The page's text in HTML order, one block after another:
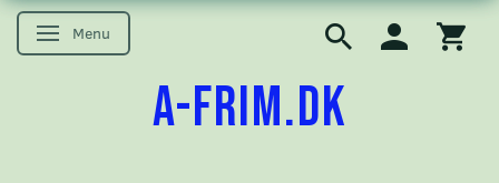
Skifte navigation
Menu
A-FRIM.DK